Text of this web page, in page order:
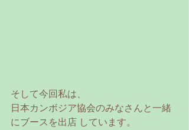
そして今回私は、
日本カンボジア協会のみなさんと一緒
にブースを出店 しています。